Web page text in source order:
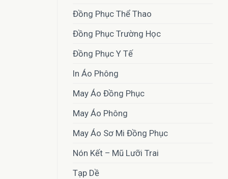
Đồng Phục Thể Thao
Đồng Phục Trường Học
Đồng Phục Y Tế
In Áo Phông
May Áo Đồng Phục
May Áo Phông
May Áo Sơ Mi Đồng Phục
Nón Kết – Mũ Lưỡi Trai
Tạp Dề